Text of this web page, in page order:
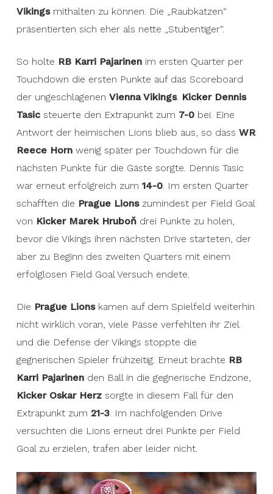
Vikingsmithalten zu können. Die „Raubkatzen“
präsentierten sich eher als nette „Stubentiger“.
So holte RB Karri Pajarinenim ersten Quarter per
Touchdown die ersten Punkte auf das Scoreboard
der ungeschlagenen Vienna Vikings. Kicker Dennis
Tasic steuerte den Extrapunkt zum 7-0bei. Eine
Antwort der heimischen Lions blieb aus, so dass WR
Reece Hornwenig später per Touchdown für die
nächsten Punkte für die Gäste sorgte. Dennis Tasic
war erneut erfolgreich zum 14-0. Im ersten Quarter
schafften die Prague Lionszumindest per Field Goal
von Kicker Marek Hruboňdrei Punkte zu holen,
bevor die Vikings ihren nächsten Drive starteten, der
aber zu Beginn des zweiten Quarters mit einem
erfolglosen Field Goal Versuch endete.
Die Prague Lionskamen auf dem Spielfeld weiterhin
nicht wirklich voran, viele Pässe verfehlten ihr Ziel
und die Defense der Vikings stoppte die
gegnerischen Spieler frühzeitig. Erneut brachte RB
Karri Pajarinenden Ball in die gegnerische Endzone,
Kicker Oskar Herzsorgte in diesem Fall für den
Extrapunkt zum 21-3. Im nachfolgenden Drive
versuchten die Lions erneut drei Punkte per Field
Goal zu erzielen, trafen aber leider nicht.